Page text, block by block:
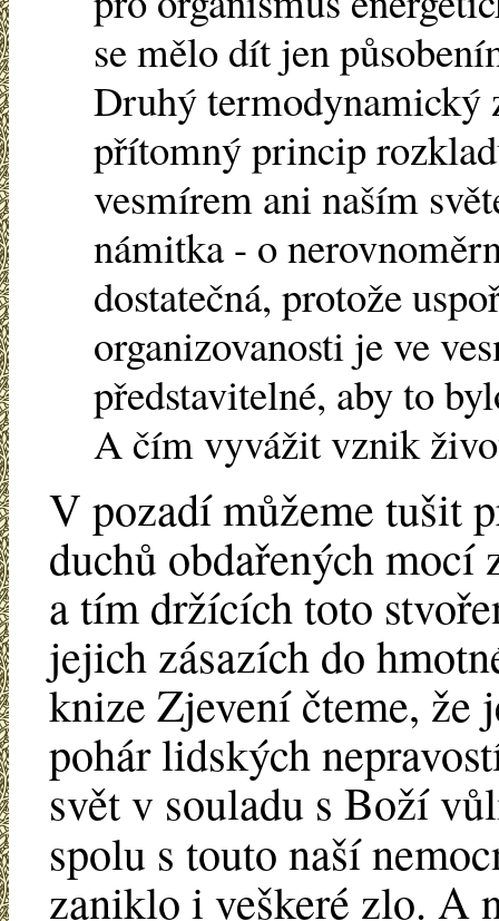
se mělo dít jen
Druhý termodynamický
přítomný princip
vesmírem ani naším
námitka - o
dostatečná, protože
organizovanosti je ve
představitelné, aby to
A čím vyvážit vznik
V pozadí můžeme tušit
duchů obdařených mocí
a tím držících toto
jejich zásazích do
knize Zjevení čteme, že
pohár lidských
svět v souladu s Boží
spolu s touto naší
zaniklo i veškeré zlo. A